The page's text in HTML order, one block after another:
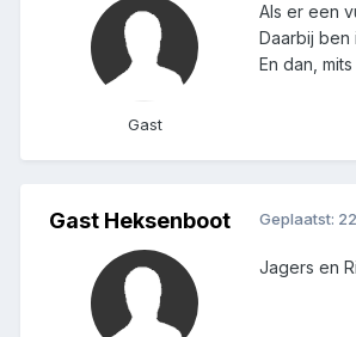
Gast
Als er een
Daarbij ben
En dan,
Gast Heksenboot Geplaatst:
Jagers en